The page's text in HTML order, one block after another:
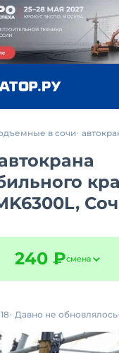
в сочи
240 ₽смена
Давно не обновлялось